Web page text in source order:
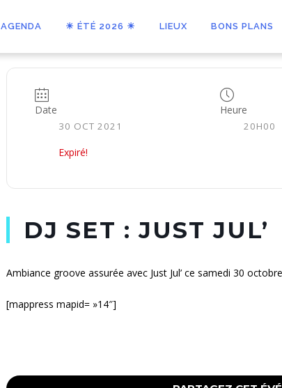
AGENDA ☀ ÉTÉ 2026 ☀ LIEUX BONS PLANS
Date
30 OCT 2021
Expiré!
Heure
20H00
DJ SET : JUST JUL’
Ambiance groove assurée avec Just Jul’ ce samedi 30
[mappress mapid= »14″]